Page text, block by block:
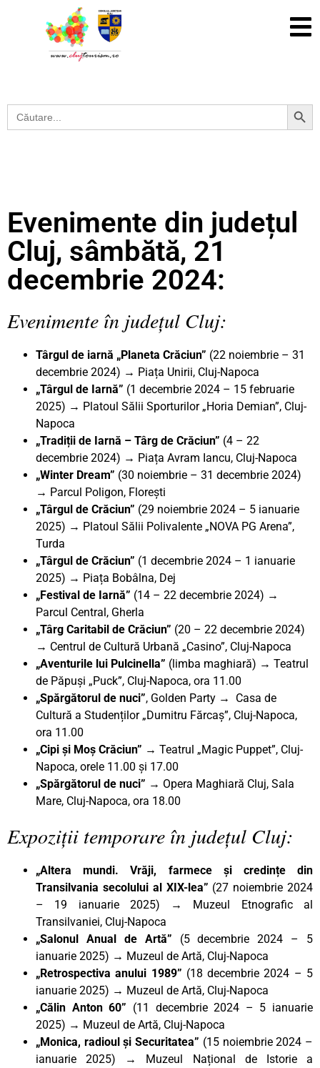
Search
for:
Search Button
Evenimente din județul
Cluj, sâmbătă, 21
decembrie 2024:
Evenimente în județul Cluj:
Târgul de iarnă „Planeta Crăciun” (22 noiembrie – 31
decembrie 2024) → Piața Unirii, Cluj-Napoca
„Târgul de Iarnă” (1 decembrie 2024 – 15 februarie
2025) → Platoul Sălii Sporturilor „Horia Demian”, Cluj-
Napoca
„Tradiții de Iarnă – Târg de Crăciun” (4 – 22
decembrie 2024) → Piața Avram Iancu, Cluj-Napoca
„Winter Dream” (30 noiembrie – 31 decembrie 2024)
→ Parcul Poligon, Florești
„Târgul de Crăciun” (29 noiembrie 2024 – 5 ianuarie
2025) → Platoul Sălii Polivalente „NOVA PG Arena”,
Turda
„Târgul de Crăciun” (1 decembrie 2024 – 1 ianuarie
2025) → Piața Bobâlna, Dej
„Festival de Iarnă” (14 – 22 decembrie 2024) →
Parcul Central, Gherla
„Târg Caritabil de Crăciun” (20 – 22 decembrie 2024)
→ Centrul de Cultură Urbană „Casino”, Cluj-Napoca
„Aventurile lui Pulcinella” (limba maghiară) → Teatrul
de Păpuși „Puck”, Cluj-Napoca, ora 11.00
„Spărgătorul de nuci”, Golden Party → Casa de
Cultură a Studenților „Dumitru Fărcaș”, Cluj-Napoca,
ora 11.00
„Cipi și Moș Crăciun” → Teatrul „Magic Puppet”, Cluj-
Napoca, orele 11.00 și 17.00
„Spărgătorul de nuci” → Opera Maghiară Cluj, Sala
Mare, Cluj-Napoca, ora 18.00
Expoziții temporare în județul Cluj:
„Altera mundi. Vrăji, farmece și credințe din
Transilvania secolului al XIX-lea” (27 noiembrie 2024
– 19 ianuarie 2025)
→ Muzeul Etnografic al
Transilvaniei, Cluj-Napoca
„Salonul Anual de Artă” (5 decembrie 2024 – 5
ianuarie 2025) → Muzeul de Artă, Cluj-Napoca
„Retrospectiva anului 1989” (18 decembrie 2024 – 5
ianuarie 2025) → Muzeul de Artă, Cluj-Napoca
„Călin Anton 60” (11 decembrie 2024 – 5 ianuarie
2025) → Muzeul de Artă, Cluj-Napoca
„Monica, radioul și Securitatea” (15 noiembrie 2024 –
ianuarie 2025) → Muzeul Național de Istorie a